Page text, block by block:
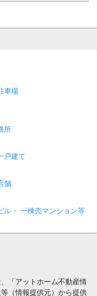
車場
所
戸建て
舗
ル・ 一棟売マンション等
「アットホーム不動産情
（情報提供元）から提供